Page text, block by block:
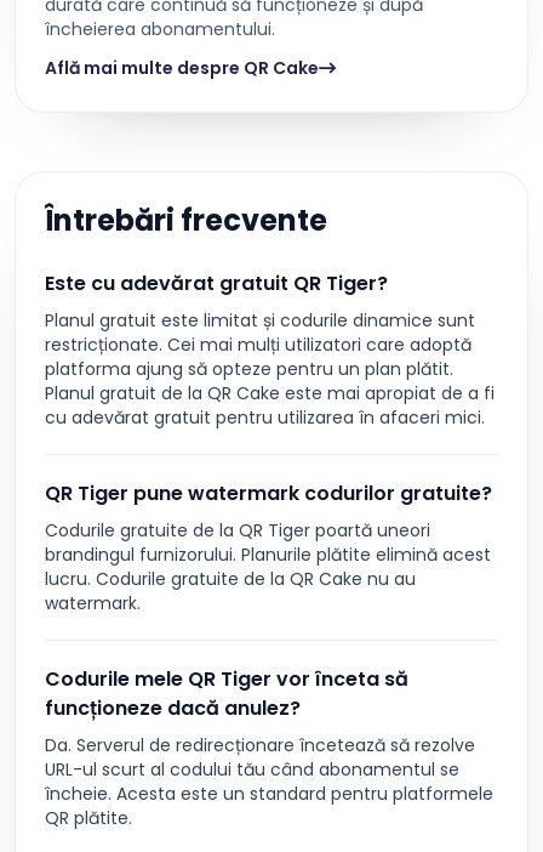
durată care continuă să funcționeze și după
încheierea abonamentului.
Află mai multe despre QR Cake
Întrebări frecvente
Este cu adevărat gratuit QR Tiger?
Planul gratuit este limitat și codurile dinamice sunt
restricționate. Cei mai mulți utilizatori care adoptă
platforma ajung să opteze pentru un plan plătit.
Planul gratuit de la QR Cake este mai apropiat de a fi
cu adevărat gratuit pentru utilizarea în afaceri mici.
QR Tiger pune watermark codurilor gratuite?
Codurile gratuite de la QR Tiger poartă uneori
brandingul furnizorului. Planurile plătite elimină acest
lucru. Codurile gratuite de la QR Cake nu au
watermark.
Codurile mele QR Tiger vor înceta să
funcționeze dacă anulez?
Da. Serverul de redirecționare încetează să rezolve
URL-ul scurt al codului tău când abonamentul se
încheie. Acesta este un standard pentru platformele
QR plătite.